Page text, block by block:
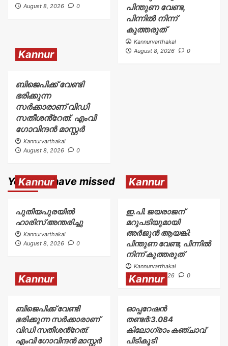
August 8, 2026
0
പിന്തുണ വേണ്ട,
പിന്നിൽ നിന്ന്
കുത്തരുത്
Kannurvarthakal
August 8, 2026
0
Kannur
ബിജെപിക്ക് വേണ്ടി
ഭരിക്കുന്ന
സർക്കാരാണ് വിഡി
സതീശൻ്റേത്: എംവി
ഗോവിന്ദൻ മാസ്റ്റർ
Kannurvarthakal
August 8, 2026
0
You may have missed
Kannur
പുതിയപുരയിൽ
ഹാരിസ് അന്തരിച്ചു
Kannurvarthakal
August 8, 2026
0
Kannur
ഇ.പി. ജയരാജന്
മറുപടിയുമായി
അർജുൻ ആയങ്കി:
പിന്തുണ വേണ്ട, പിന്നിൽ
നിന്ന് കുത്തരുത്
Kannurvarthakal
August 8, 2026
0
Kannur
ബിജെപിക്ക് വേണ്ടി
ഭരിക്കുന്ന സർക്കാരാണ്
വിഡി സതീശൻ്റേത്:
എംവി ഗോവിന്ദൻ മാസ്റ്റർ
Kannur
ഓപ്പറേഷൻ
തണ്ടർ:3.084
കിലോഗ്രാം കഞ്ചാവ്
പിടികൂടി